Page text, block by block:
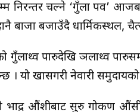
निरन्तर चल्ने ‘गुँला पर्व’
बाजा बजाउँदै धार्मिकस्थल,
गुँलाथ्व पारुदेखि ञलाथ्व
। यो खासगरी नेवारी
भाद्र औंशीबाट सुरु गोकर्ण